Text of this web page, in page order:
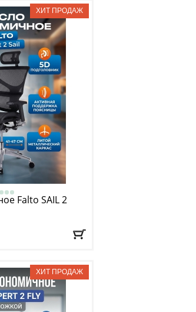
: есть
1-2 дня
Falto SAIL 2
: есть